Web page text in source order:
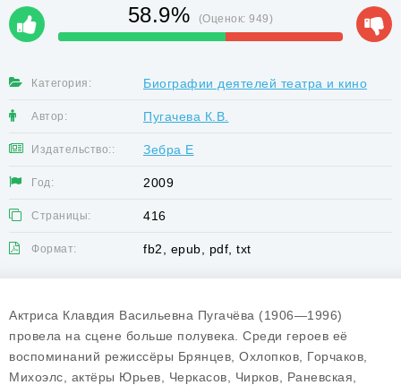
58.9% (Оценок:949)
Категория: Биографии деятелей театра и кино
Автор: Пугачева К.В.
Издательство:: Зебра Е
Год: 2009
Страницы: 416
Формат: fb2, epub, pdf, txt
Актриса Клавдия Васильевна Пугачёва (1906—1996)
провела на сцене больше полувека. Среди героев её
воспоминаний режиссёры Брянцев, Охлопков, Горчаков,
Михоэлс, актёры Юрьев, Черкасов, Чирков, Ранев­ская,